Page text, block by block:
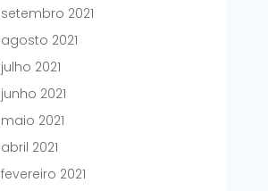
setembro 2021
agosto 2021
julho 2021
junho 2021
maio 2021
abril 2021
fevereiro 2021